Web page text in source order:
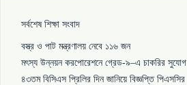
সর্বশেষ শিক্ষা সংবাদ
বস্ত্র ও পাট মন্ত্রণালয় নেবে ১১৬ জন
মৎস্য উন্নয়ন করপোরেশনে গ্রেড-৯–এ চাকরির সুযোগ
৪৩তম বিসিএস প্রিলির দিন জানিয়ে বিজ্ঞপ্তি পিএসসির